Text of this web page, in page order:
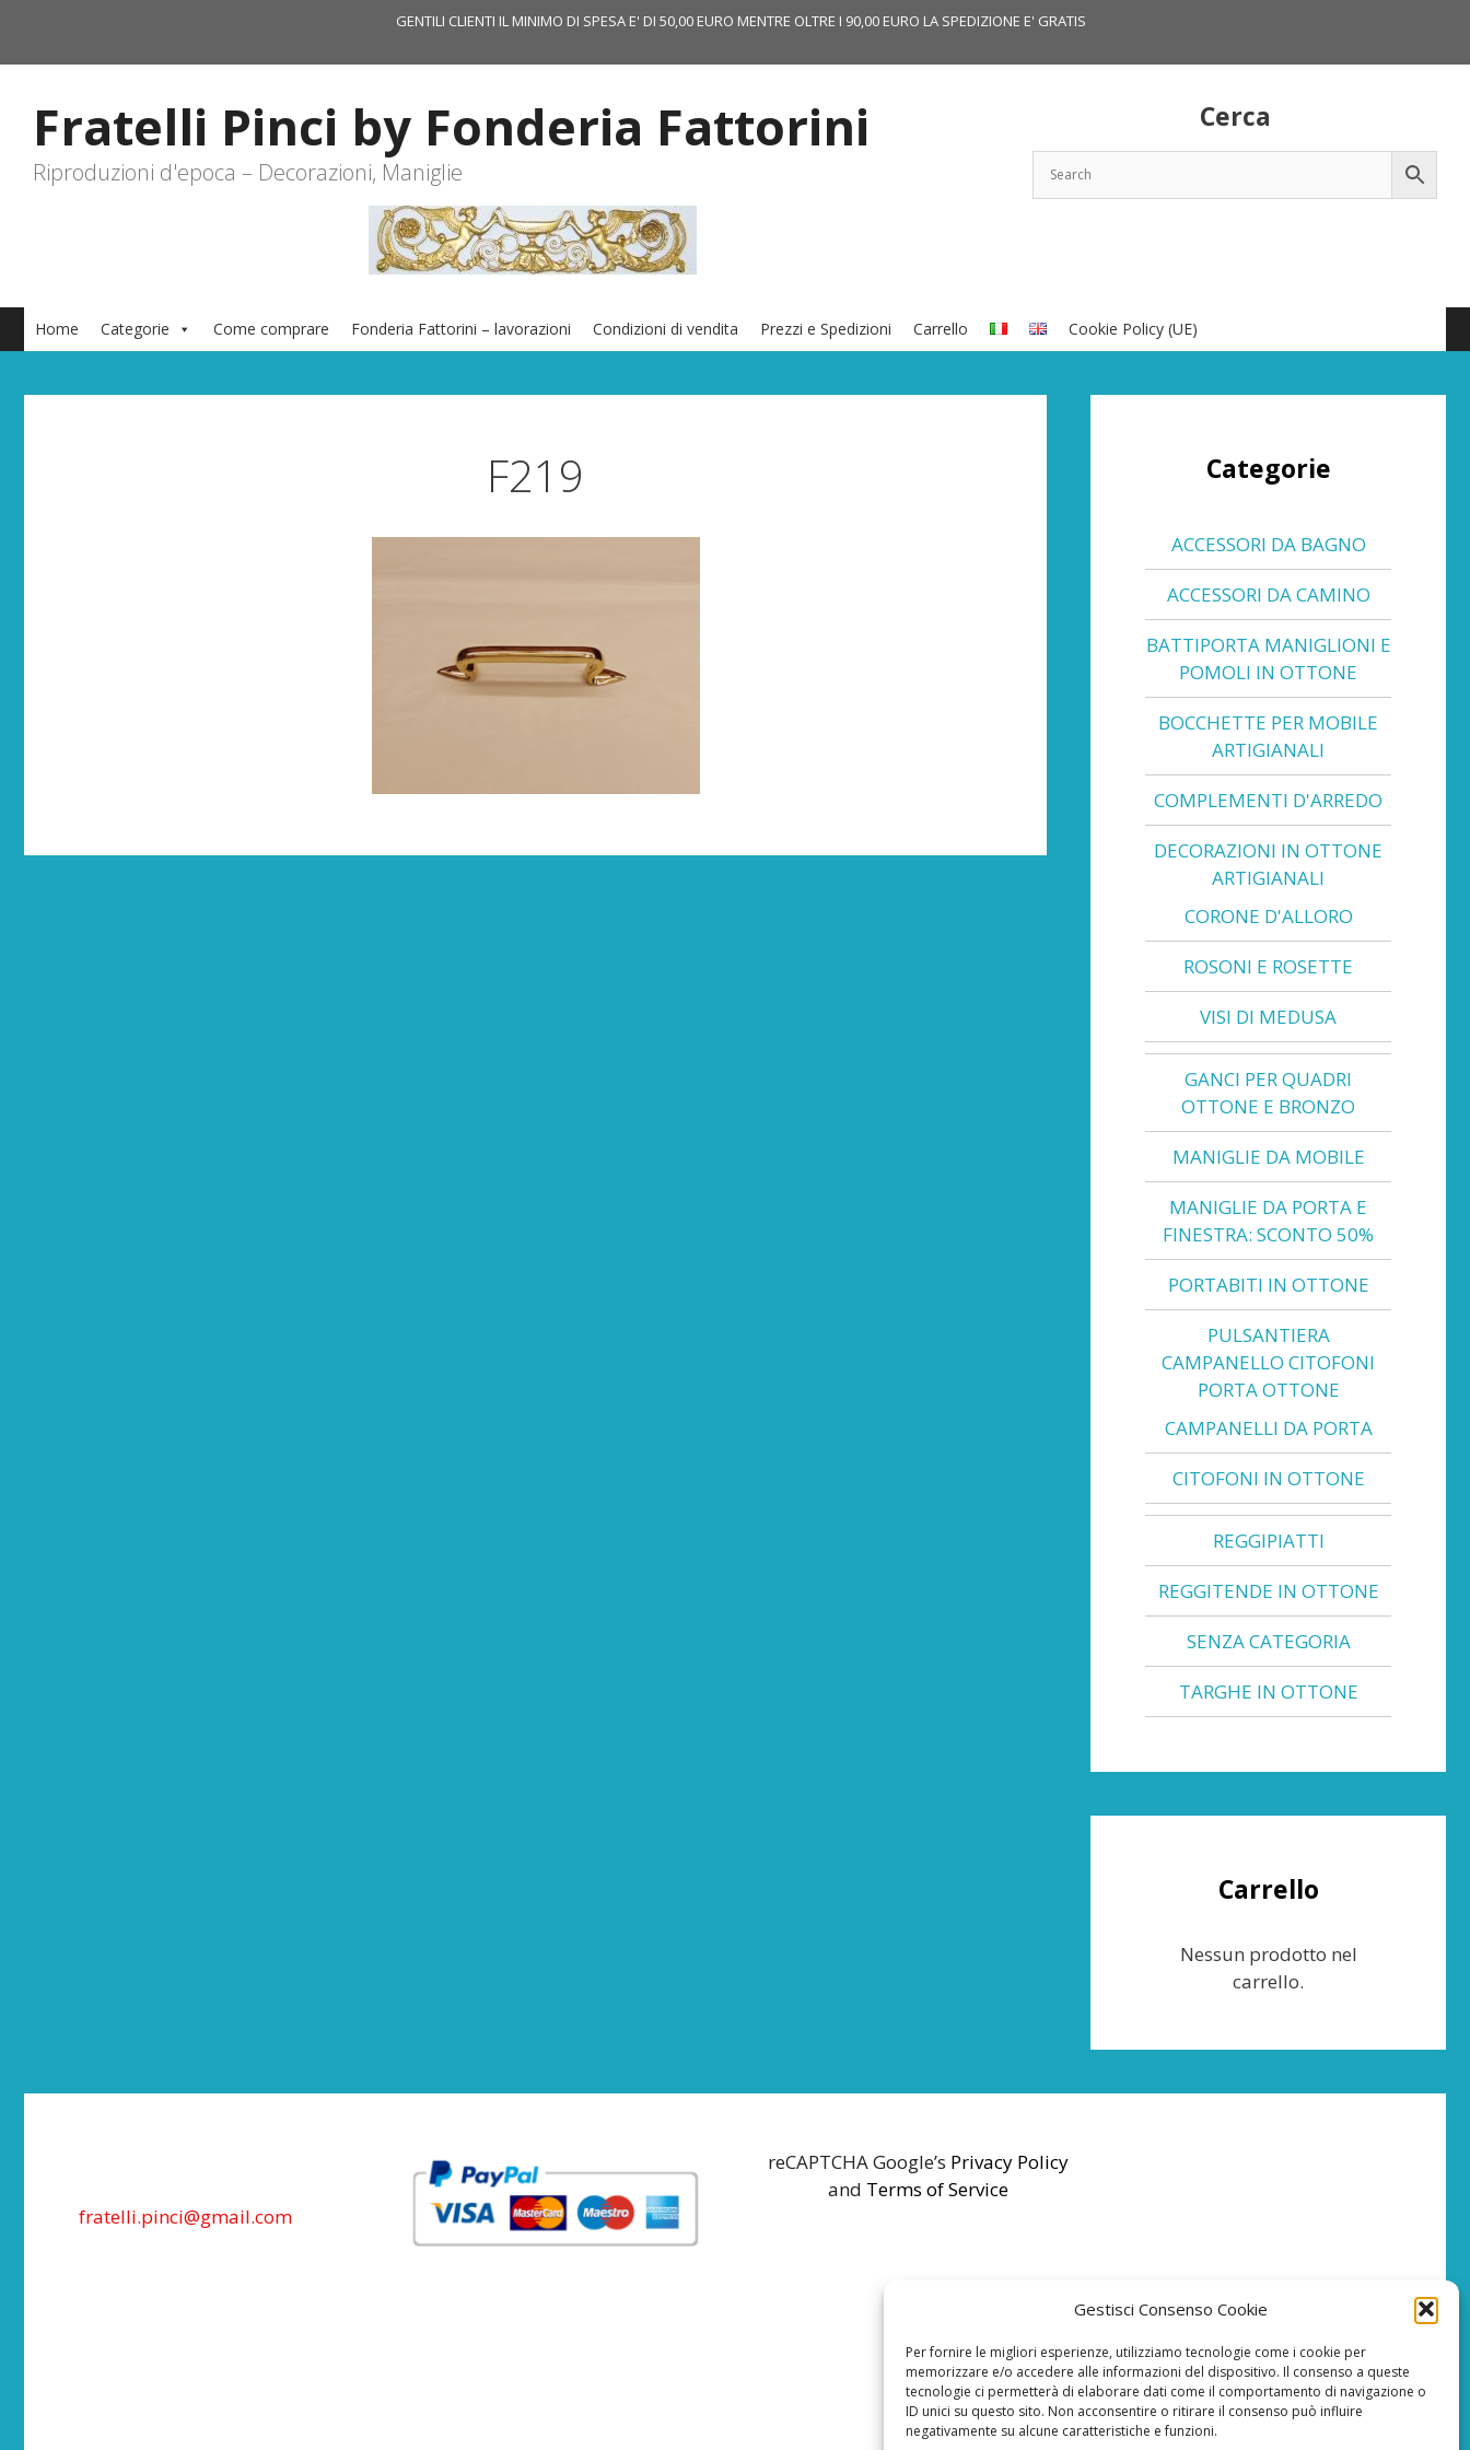
Gestisci Consenso Cookie
Per fornire le migliori esperienze, utilizziamo tecnologie come i cookie per
memorizzare e/o accedere alle informazioni del dispositivo. Il consenso a queste
tecnologie ci permetterà di elaborare dati come il comportamento di navigazione o
ID unici su questo sito. Non acconsentire o ritirare il consenso può influire
negativamente su alcune caratteristiche e funzioni.
contenuto
GENTILI CLIENTI IL MINIMO DI SPESA E' DI 50,00 EURO MENTRE OLTRE I 90,00 EURO LA SPEDIZIONE E' GRATIS
Cerca
Fratelli Pinci by Fonderia Fattorini
Riproduzioni d'epoca – Decorazioni, Maniglie
Home Categorie Come comprare Fonderia Fattorini – lavorazioni Condizioni di vendita Prezzi e Spedizioni Carrello Cookie Policy (UE)
F219 Categorie
ACCESSORI DA BAGNO
ACCESSORI DA CAMINO
BATTIPORTA MANIGLIONI E
POMOLI IN OTTONE
BOCCHETTE PER MOBILE
ARTIGIANALI
COMPLEMENTI D'ARREDO
DECORAZIONI IN OTTONE
ARTIGIANALI
CORONE D'ALLORO
ROSONI E ROSETTE
VISI DI MEDUSA
GANCI PER QUADRI
OTTONE E BRONZO
MANIGLIE DA MOBILE
MANIGLIE DA PORTA E
FINESTRA: SCONTO 50%
PORTABITI IN OTTONE
PULSANTIERA
CAMPANELLO CITOFONI
PORTA OTTONE
CAMPANELLI DA PORTA
CITOFONI IN OTTONE
REGGIPIATTI
REGGITENDE IN OTTONE
SENZA CATEGORIA
TARGHE IN OTTONE
Carrello
Nessun prodotto nel
carrello.
fratelli.pinci@gmail.com
reCAPTCHA Google’s Privacy Policy
and Terms of Service